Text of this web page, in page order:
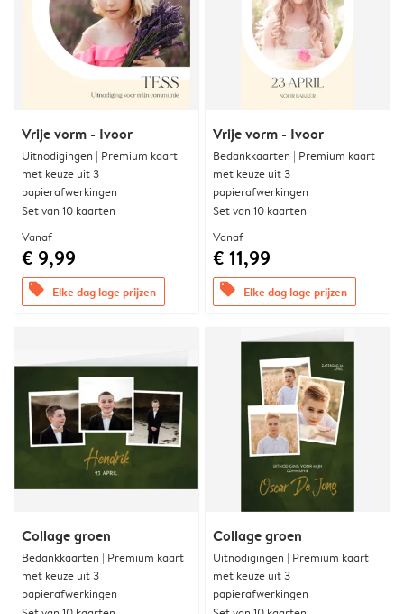
Vrije vorm - Ivoor
Uitnodigingen | Premium kaart
met keuze uit 3
papierafwerkingen
Set van 10 kaarten
Vanaf
€ 9,99
offers Elke dag lage prijzen
Vrije vorm - Ivoor
Bedankkaarten | Premium kaart
met keuze uit 3
papierafwerkingen
Set van 10 kaarten
Vanaf
€ 11,99
offers Elke dag lage prijzen
Collage groen
Bedankkaarten | Premium kaart
met keuze uit 3
papierafwerkingen
Collage groen
Uitnodigingen | Premium kaart
met keuze uit 3
papierafwerkingen